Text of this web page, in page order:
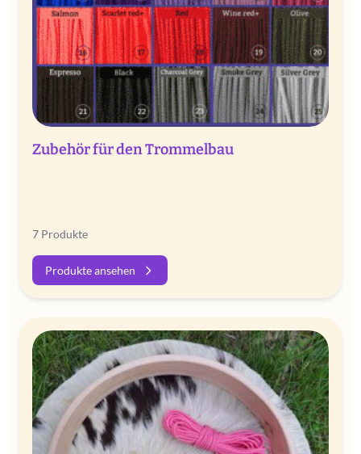
Zubehör für den Trommelbau
7 Produkte
Produkte ansehen